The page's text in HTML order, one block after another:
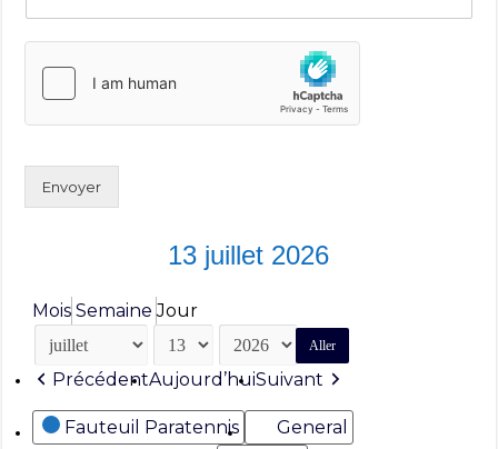
Envoyer
13 juillet 2026
Mois Semaine Jour
Mois
Jour
Année
PrécédentAujourd’huiSuivant
Catégories
Fauteuil Paratennis
General